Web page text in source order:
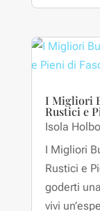
I Migliori
Rustici e
Isola
I Migliori
Rustici e
goderti
vivi